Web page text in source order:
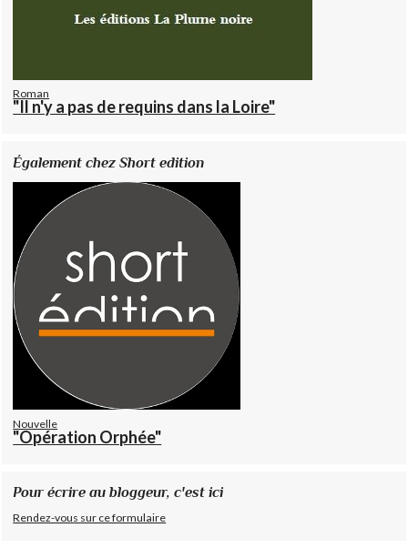
Roman
"Il n'y a pas de requins dans la Loire"
Également chez Short edition
Nouvelle
"Opération Orphée"
Pour écrire au bloggeur, c'est ici
Rendez-vous sur ce formulaire